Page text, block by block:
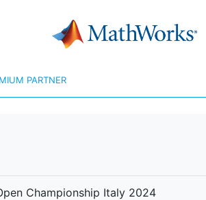
PARTNER
Championship Italy 2024